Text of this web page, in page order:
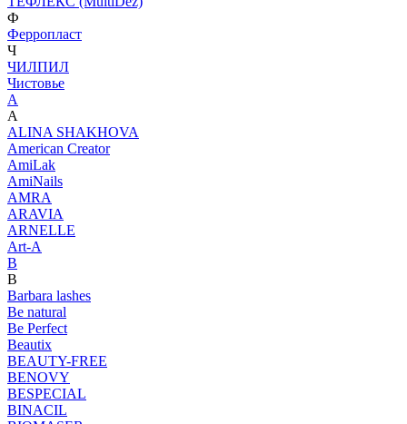
Ф
Ферропласт
Ч
ЧИЛПИЛ
Чистовье
A
A
ALINA SHAKHOVA
American Creator
AmiLak
AmiNails
AMRA
ARAVIA
ARNELLE
Art-A
B
B
Barbara lashes
Be natural
Be Perfect
Beautix
BEAUTY-FREE
BENOVY
BESPECIAL
BINACIL